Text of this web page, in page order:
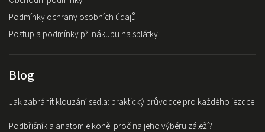
Podmínky ochrany osobních údajů
Postup a podmínky při nákupu na splátky
Blog
Jak zabránit klouzání sedla: praktický průvodce pro každého jezdce
Podbřišník a anatomie koně: proč na jeho výběru záleží?